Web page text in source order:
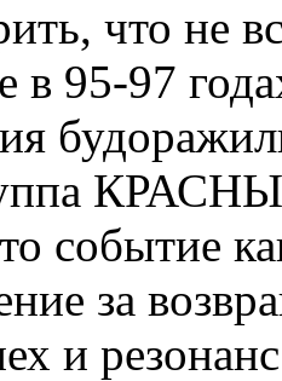
что не
в 95-97
событие
за
и